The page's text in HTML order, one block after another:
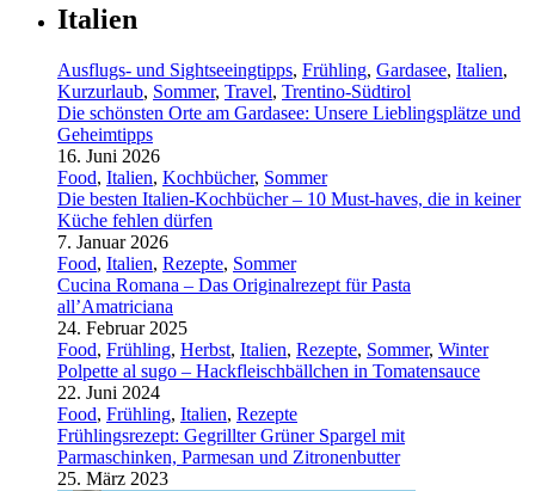
Italien
Ausflugs- und Sightseeingtipps, Frühling, Gardasee, Italien,
Kurzurlaub, Sommer, Travel, Trentino-Südtirol
Die schönsten Orte am Gardasee: Unsere Lieblingsplätze und
Geheimtipps
16. Juni 2026
Food, Italien, Kochbücher, Sommer
Die besten Italien-Kochbücher – 10 Must-haves, die in keiner
Küche fehlen dürfen
7. Januar 2026
Food, Italien, Rezepte, Sommer
Cucina Romana – Das Originalrezept für Pasta
all’Amatriciana
24. Februar 2025
Food, Frühling, Herbst, Italien, Rezepte, Sommer, Winter
Polpette al sugo – Hackfleischbällchen in Tomatensauce
22. Juni 2024
Food, Frühling, Italien, Rezepte
Frühlingsrezept: Gegrillter Grüner Spargel mit
Parmaschinken, Parmesan und Zitronenbutter
25. März 2023